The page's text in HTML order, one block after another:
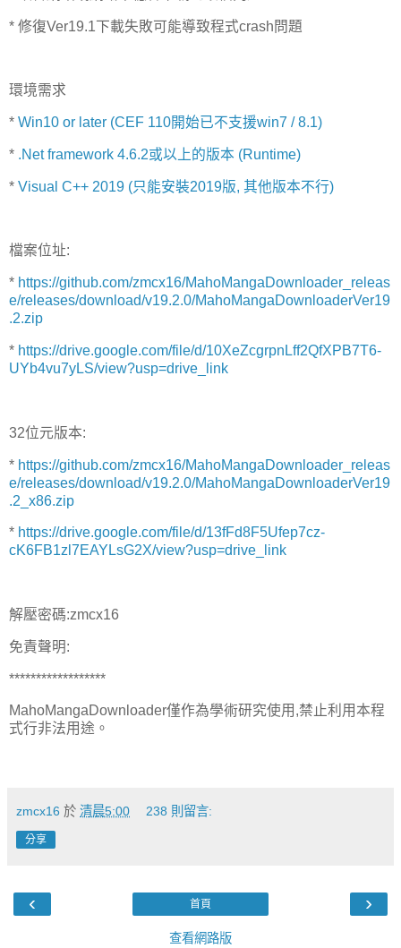
* 修復Ver19.1下載失敗可能導致程式crash問題
環境需求
* Win10 or later (CEF 110開始已不支援win7 / 8.1)
* .Net framework 4.6.2或以上的版本 (Runtime)
* Visual C++ 2019 (只能安裝2019版, 其他版本不行)
檔案位址:
* https://github.com/zmcx16/MahoMangaDownloader_releas
e/releases/download/v19.2.0/MahoMangaDownloaderVer19
.2.zip
* https://drive.google.com/file/d/10XeZcgrpnLff2QfXPB7T6-
UYb4vu7yLS/view?usp=drive_link
32位元版本:
* https://github.com/zmcx16/MahoMangaDownloader_releas
e/releases/download/v19.2.0/MahoMangaDownloaderVer19
.2_x86.zip
* https://drive.google.com/file/d/13fFd8F5Ufep7cz-
cK6FB1zl7EAYLsG2X/view?usp=drive_link
解壓密碼:zmcx16
免責聲明:
******************
MahoMangaDownloader僅作為學術研究使用,禁止利用本程
式行非法用途。
zmcx16 於 清晨5:00 238 則留言:
分享
‹ ›
首頁
查看網路版